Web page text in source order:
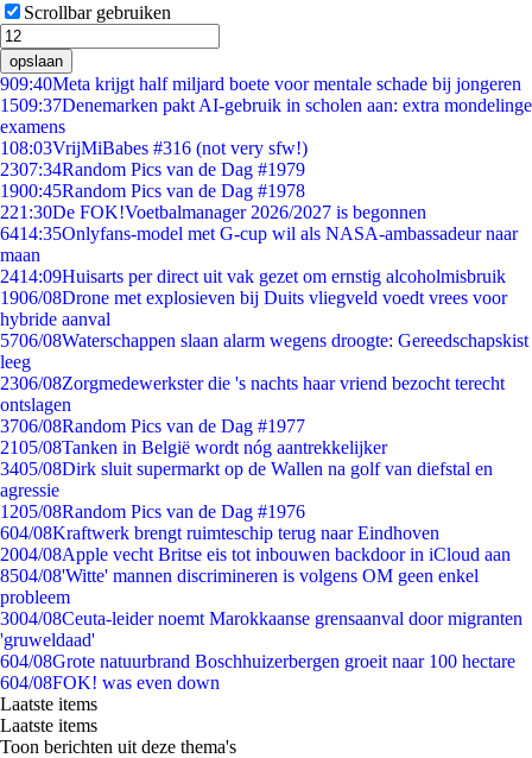
Scrollbar gebruiken
opslaan
909:40Meta krijgt half miljard boete voor mentale schade bij jongeren
1509:37Denemarken pakt AI-gebruik in scholen aan: extra mondelinge
examens
108:03VrijMiBabes #316 (not very sfw!)
2307:34Random Pics van de Dag #1979
1900:45Random Pics van de Dag #1978
221:30De FOK!Voetbalmanager 2026/2027 is begonnen
6414:35Onlyfans-model met G-cup wil als NASA-ambassadeur naar
maan
2414:09Huisarts per direct uit vak gezet om ernstig alcoholmisbruik
1906/08Drone met explosieven bij Duits vliegveld voedt vrees voor
hybride aanval
5706/08Waterschappen slaan alarm wegens droogte: Gereedschapskist
leeg
2306/08Zorgmedewerkster die 's nachts haar vriend bezocht terecht
ontslagen
3706/08Random Pics van de Dag #1977
2105/08Tanken in België wordt nóg aantrekkelijker
3405/08Dirk sluit supermarkt op de Wallen na golf van diefstal en
agressie
1205/08Random Pics van de Dag #1976
604/08Kraftwerk brengt ruimteschip terug naar Eindhoven
2004/08Apple vecht Britse eis tot inbouwen backdoor in iCloud aan
8504/08'Witte' mannen discrimineren is volgens OM geen enkel
probleem
3004/08Ceuta-leider noemt Marokkaanse grensaanval door migranten
'gruweldaad'
604/08Grote natuurbrand Boschhuizerbergen groeit naar 100 hectare
604/08FOK! was even down
Laatste items
Laatste items
Toon berichten uit deze thema's